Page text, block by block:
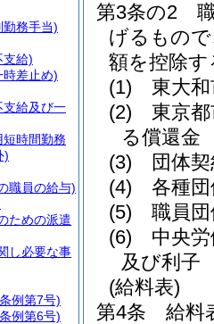
第3条の2
げるもの
額を控除
(1)
東大
(2)
東京
る償還金
(3)
団体
(4)
各種
(5)
職員
(6)
中央
及び利子
(給料表)
第4条
給料
務手当)
支給)
差止め)
給及び一
時間勤務
)
職員の給与)
ための派遣
し必要な事
例第7号)
例第6号)